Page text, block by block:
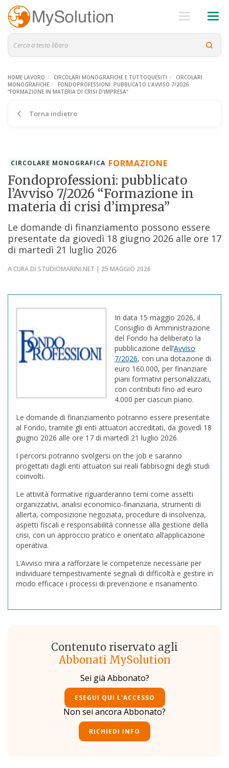
HOME LAVORO CIRCOLARI MONOGRAFICHE E TUTTOQUESITI
CIRCOLARI
MONOGRAFICHE
FONDOPROFESSIONI: PUBBLICATO L’AVVISO 7/2026
“FORMAZIONE IN MATERIA DI CRISI D’IMPRESA”
Torna indietro
CIRCOLARE MONOGRAFICA FORMAZIONE
Fondoprofessioni: pubblicato
l’Avviso 7/2026 “Formazione in
materia di crisi d’impresa”
Le domande di finanziamento possono essere
presentate da giovedì 18 giugno 2026 alle ore 17
di martedì 21 luglio 2026
A CURA DI STUDIOMARINI.NET | 25 MAGGIO 2026
In data 15 maggio 2026, il
Consiglio di Amministrazione
del Fondo ha deliberato la
pubblicazione dell’Avviso
7/2026, con una dotazione di
euro 160.000, per finanziare
piani formativi personalizzati,
con contributi fino ad euro
4.000 per ciascun piano.
Le domande di finanziamento potranno essere presentate
al Fondo, tramite gli enti attuatori accreditati, da giovedì 18
giugno 2026 alle ore 17 di martedì 21 luglio 2026.
I percorsi potranno svolgersi on the job e saranno
progettati dagli enti attuatori sui reali fabbisogni degli studi
coinvolti.
Le attività formative riguarderanno temi come assetti
organizzativi, analisi economico-finanziaria, strumenti di
allerta, composizione negoziata, procedure di insolvenza,
aspetti fiscali e responsabilità connesse alla gestione della
crisi, con un approccio pratico e orientato all’applicazione
operativa.
L’Avviso mira a rafforzare le competenze necessarie per
individuare tempestivamente segnali di difficoltà e gestire in
modo efficace i processi di prevenzione e risanamento.
Contenuto riservato agli
Abbonati MySolution
Sei già Abbonato?
ESEGUI QUI L'ACCESSO
Non sei ancora Abbonato?
RICHIEDI INFO